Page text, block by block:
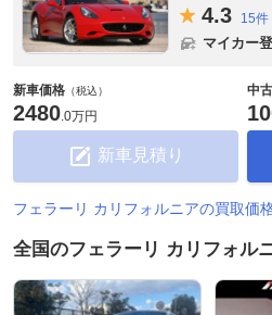
4.3 15件
マイカー
新車価格 （税込）
2480.0万円
新車見積り
中
フェラーリ カリフォルニアの買取価
全国のフェラーリ カリフォル